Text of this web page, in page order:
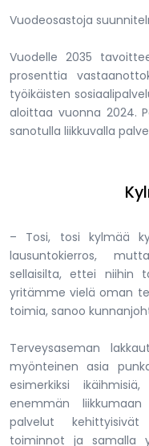
Vuodeosastoja
Vuodelle 2035
prosenttia
työikäisten
aloittaa vuonna 2024.
sanotulla liikkuvalla
– Tosi, tosi kylmää
lausuntokierros,
sellaisilta, ettei niihin
yritämme vielä oman
toimia, sanoo
Terveysaseman
myönteinen asia
esimerkiksi
enemmän liikkumaan
palvelut
toiminnot ja samalla